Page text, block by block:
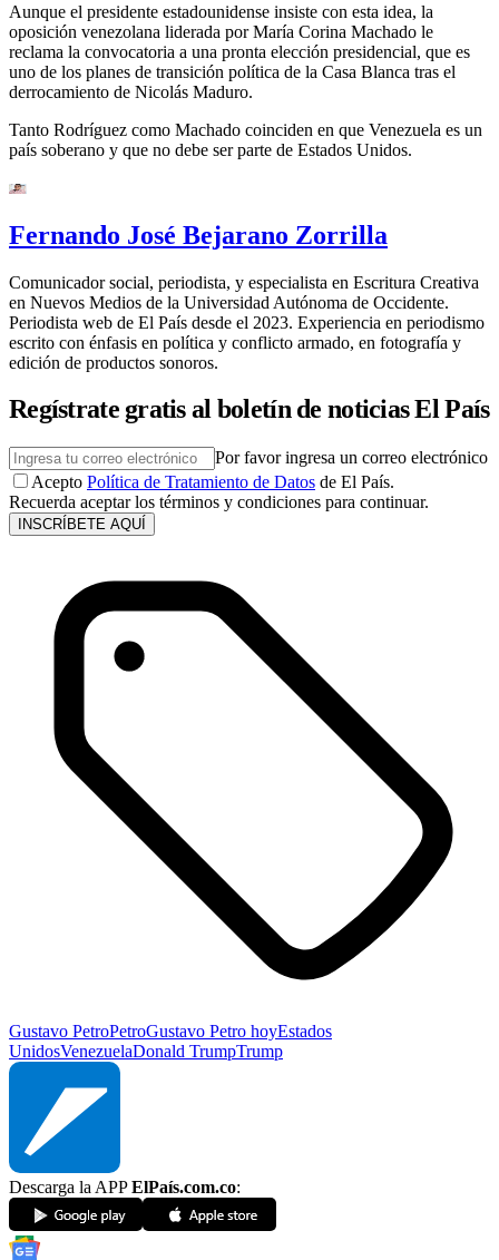
Aunque el presidente estadounidense insiste con esta idea, la
oposición venezolana liderada por María Corina Machado le
reclama la convocatoria a una pronta elección presidencial, que es
uno de los planes de transición política de la Casa Blanca tras el
derrocamiento de Nicolás Maduro.
Tanto Rodríguez como Machado coinciden en que Venezuela es un
país soberano y que no debe ser parte de Estados Unidos.
Fernando José Bejarano Zorrilla
Comunicador social, periodista, y especialista en Escritura Creativa
en Nuevos Medios de la Universidad Autónoma de Occidente.
Periodista web de El País desde el 2023. Experiencia en periodismo
escrito con énfasis en política y conflicto armado, en fotografía y
edición de productos sonoros.
Regístrate gratis al boletín de noticias El País
Por favor ingresa un correo electrónico
Acepto Política de Tratamiento de Datos de El País.
Recuerda aceptar los términos y condiciones para continuar.
INSCRÍBETE AQUÍ
Gustavo PetroPetroGustavo Petro hoyEstados
UnidosVenezuelaDonald TrumpTrump
Descarga la APPElPaís.com.co: